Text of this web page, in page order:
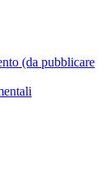
(da pubblicare